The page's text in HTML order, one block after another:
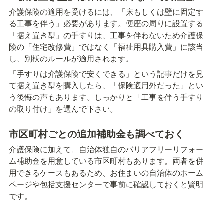
介護保険の適用を受けるには、「床もしくは壁に固定す
る工事を伴う」必要があります。便座の周りに設置する
「据え置き型」の手すりは、工事を伴わないため介護保
険の「住宅改修費」ではなく「福祉用具購入費」に該当
し、別枖のルールが適用されます。
「手すりは介護保険で安くできる」という記事だけを見
て据え置き型を購入したら、「保険適用外だった」とい
う後悔の声もあります。しっかりと「工事を伴う手すり
の取り付け」を選んで下さい。
市区町村ごとの追加補助金も調べておく
介護保険に加えて、自治体独自のバリアフリーリフォー
ム補助金を用意している市区町村もあります。両者を併
用できるケースもあるため、お住まいの自治体のホーム
ページや包括支援センターで事前に確認しておくと賢明
です。